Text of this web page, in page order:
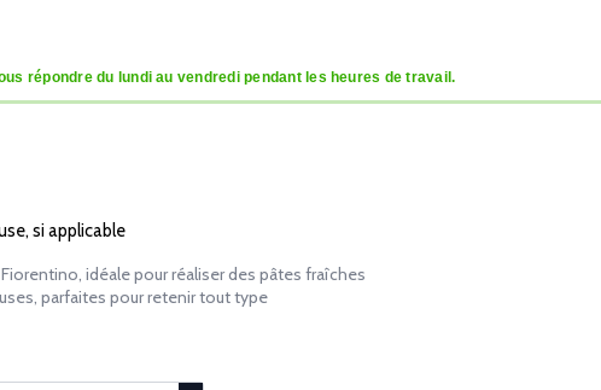
répondre du lundi au vendredi pendant les heures de travail.
si applicable
idéale pour réaliser des pâtes fraîches
parfaites pour retenir tout type